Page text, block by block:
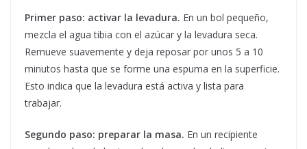
Primer paso: activar la levadura. En un bol pequeño,
mezcla el agua tibia con el azúcar y la levadura seca.
Remueve suavemente y deja reposar por unos 5 a 10
minutos hasta que se forme una espuma en la superficie.
Esto indica que la levadura está activa y lista para
trabajar.
Segundo paso: preparar la masa. En un recipiente